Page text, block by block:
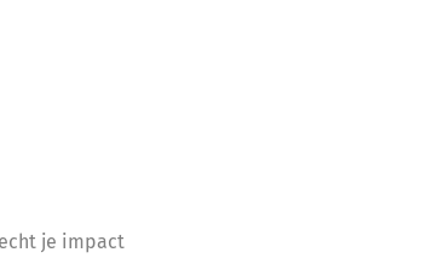
je impact